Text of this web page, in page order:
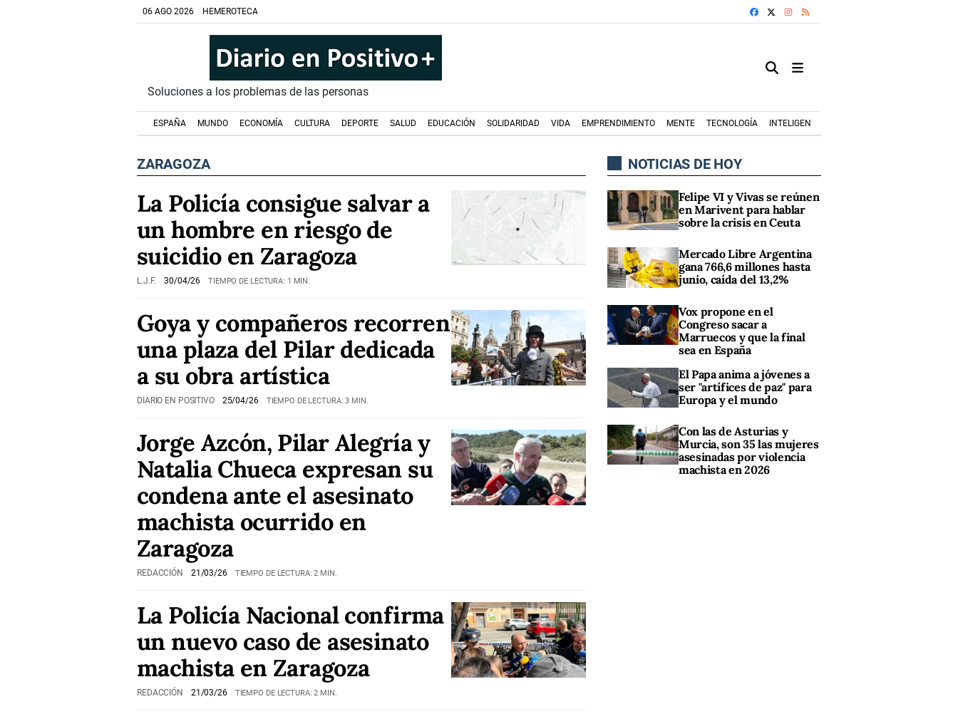
06 AGO 2026 HEMEROTECA FACEBOOKINSTAGRAM
Soluciones a los problemas de las personas
ESPAÑA MUNDO ECONOMÍA CULTURA DEPORTE SALUD EDUCACIÓN SOLIDARIDAD VIDA EMPRENDIMIENTO MENTE TECNOLOGÍA INTELIGENCIA ARTIFICIAL
ZARAGOZA
La Policía consigue salvar a
un hombre en riesgo de
suicidio en Zaragoza
L.J.F. 30/04/26 TIEMPO DE LECTURA: 1 MIN.
Goya y compañeros recorren
una plaza del Pilar dedicada
a su obra artística
DIARIO EN POSITIVO 25/04/26 TIEMPO DE LECTURA: 3 MIN.
Jorge Azcón, Pilar Alegría y
Natalia Chueca expresan su
condena ante el asesinato
machista ocurrido en
Zaragoza
REDACCIÓN 21/03/26 TIEMPO DE LECTURA: 2 MIN.
La Policía Nacional confirma
un nuevo caso de asesinato
machista en Zaragoza
REDACCIÓN 21/03/26 TIEMPO DE LECTURA: 2 MIN.
NOTICIAS DE HOY
Felipe VI y Vivas se reúnen
en Marivent para hablar
sobre la crisis en Ceuta
Mercado Libre Argentina
gana 766,6 millones hasta
junio, caída del 13,2%
Vox propone en el
Congreso sacar a
Marruecos y que la final
sea en España
El Papa anima a jóvenes a
ser "artífices de paz" para
Europa y el mundo
Con las de Asturias y
Murcia, son 35 las mujeres
asesinadas por violencia
machista en 2026